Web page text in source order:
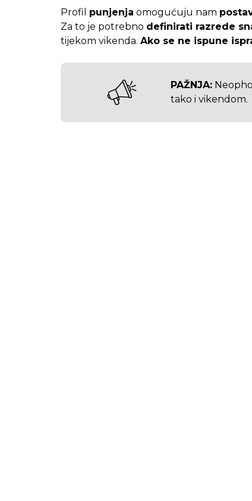
Profil punjenja omogućuju nam
Za to je potrebno definirati razrede
tijekom vikenda. Ako se ne ispune
PAŽNJA:
tako i vikendom.